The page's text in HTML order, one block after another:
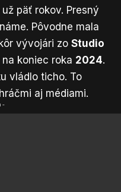
päť rokov. Presný
Pôvodne mala
vývojári zo Studio
koniec roka 2024.
vládlo ticho. To
aj médiami.
-